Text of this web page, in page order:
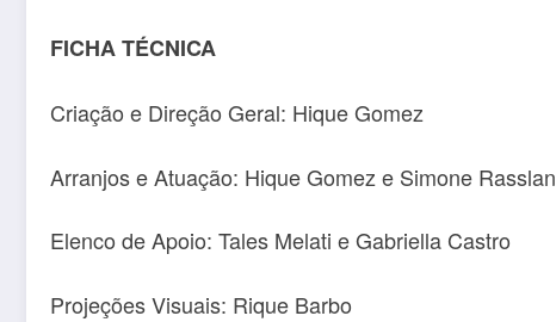
FICHA TÉCNICA
Criação e Direção Geral: Hique Gomez
Arranjos e Atuação: Hique Gomez e Simone Rasslan
Elenco de Apoio: Tales Melati e Gabriella Castro
Projeções Visuais: Rique Barbo